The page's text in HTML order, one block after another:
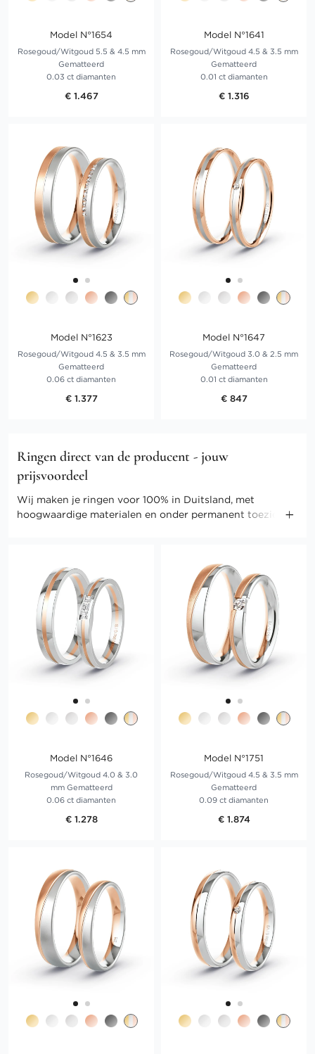
Model N°1654
Rosegoud/Witgoud 5.5 & 4.5 mm
Gematteerd
0.03 ct diamanten
€ 1.467
Model N°1641
Rosegoud/Witgoud 4.5 & 3.5 mm
Gematteerd
0.01 ct diamanten
€ 1.316
Model N°1623
Rosegoud/Witgoud 4.5 & 3.5 mm
Gematteerd
0.06 ct diamanten
€ 1.377
Model N°1647
Rosegoud/Witgoud 3.0 & 2.5 mm
Gematteerd
0.01 ct diamanten
€ 847
Ringen direct van de producent - jouw
prijsvoordeel
Wij maken je ringen voor 100% in Duitsland, met
hoogwaardige materialen en onder permanent toezicht
Model N°1646
Rosegoud/Witgoud 4.0 & 3.0
mm Gematteerd
0.06 ct diamanten
€ 1.278
Model N°1751
Rosegoud/Witgoud 4.5 & 3.5 mm
Gematteerd
0.09 ct diamanten
€ 1.874